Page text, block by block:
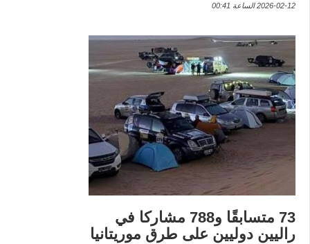
2026-02-12 الساعة 00:41
73 متسابقًا و788 مشاركا في
راليين دوليين على طرق موريتانيا